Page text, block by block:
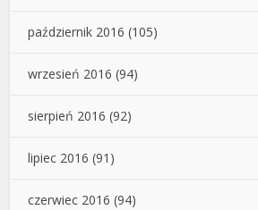
październik 2016 (105)
wrzesień 2016 (94)
sierpień 2016 (92)
lipiec 2016 (91)
czerwiec 2016 (94)